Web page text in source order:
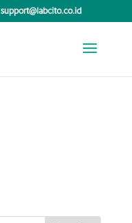
support@labcito.co.id